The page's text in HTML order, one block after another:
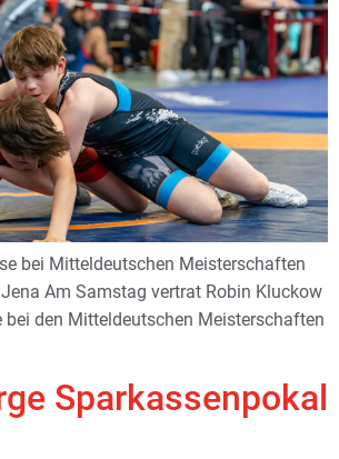
bei Mitteldeutschen Meisterschaften
Am Samstag vertrat Robin Kluckow
bei den Mitteldeutschen Meisterschaften
Sparkassenpokal